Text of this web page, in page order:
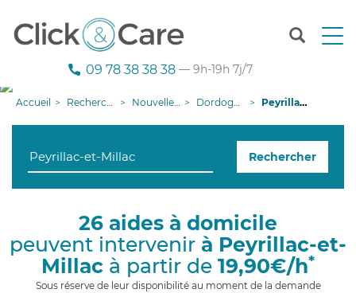
T
n
g
i
09 78 38 38 38 — 9h-19h 7j/7
Accueil Recherche aide à domicile Nouvelle-Aquitaine Dordogne Peyrillac-et-Millac
Rechercher
26 aides à domicile
peuvent intervenir à Peyrillac-et-
Millac à partir de 19,90€/h*
Sous réserve de leur disponibilité au moment de la demande